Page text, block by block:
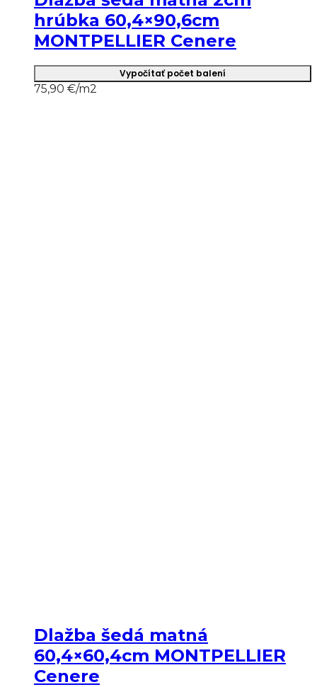
hrúbka 60,4×90,6cm
MONTPELLIER Cenere
Vypočítať počet balení
75,90 €/m2
Dlažba šedá matná
60,4×60,4cm MONTPELLIER
Cenere